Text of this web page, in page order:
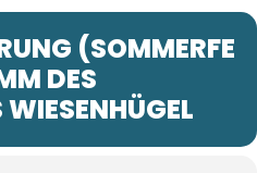
(SOMMERFE
DES